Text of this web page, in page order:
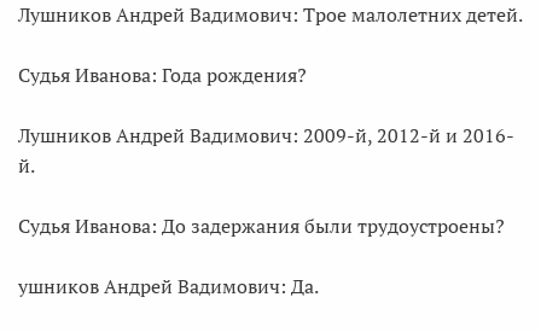
Лушников Андрей Вадимович: Трое малолетних детей.
Судья Иванова: Года рождения?
Лушников Андрей Вадимович: 2009-й, 2012-й и 2016-
й.
Судья Иванова: До задержания были трудоустроены?
ушников Андрей Вадимович: Да.